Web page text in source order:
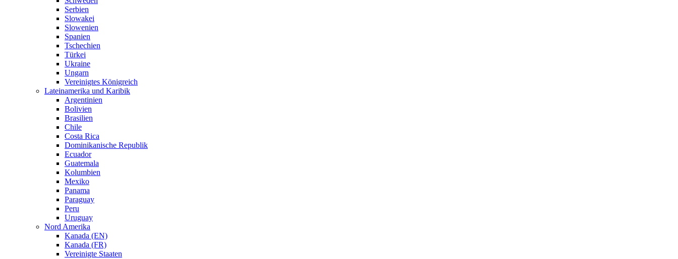
Serbien
Slowakei
Slowenien
Spanien
Tschechien
Türkei
Ukraine
Ungarn
Vereinigtes Königreich
Lateinamerika und Karibik
Argentinien
Bolivien
Brasilien
Chile
Costa Rica
Dominikanische Republik
Ecuador
Guatemala
Kolumbien
Mexiko
Panama
Paraguay
Peru
Uruguay
Nord Amerika
Kanada (EN)
Kanada (FR)
Vereinigte Staaten